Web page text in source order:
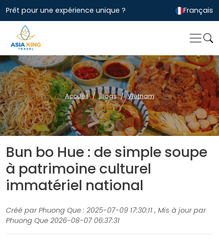
Prêt pour une expérience unique ? Français
Accueil Blogs Vietnam
Bun bo Hue : de simple soupe
à patrimoine culturel
immatériel national
Créé par Phuong Que : 2025-07-09 17:30:11 , Mis à jour par
Phuong Que 2026-08-07 06:37:31